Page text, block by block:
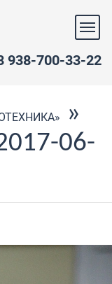
938-700-33-22
»
06-